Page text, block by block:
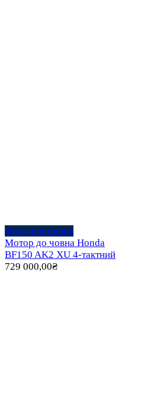
Додати в кошик
Мотор до човна Honda
BF150 AK2 XU 4-тактний
729 000,00₴